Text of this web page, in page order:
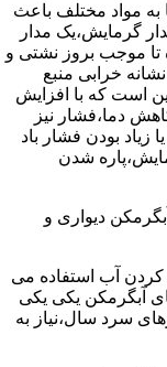
به مواد مختلف باعث
گرمایش،یک مدار
تا موجب بروز نشتی و
خرابی منبع
است که با افزایش
دما،فشار نیز
زیاد بودن فشار باد
شدن
دیواری و
کردن آب استفاده می
آبگرمکن یکی یکی
سرد سال،نیاز به